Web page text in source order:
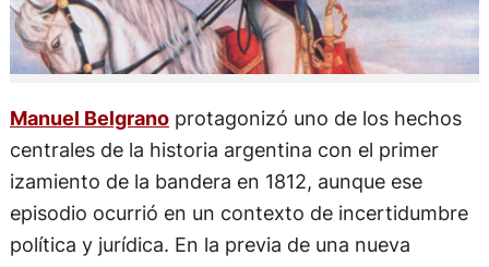
Manuel Belgranoprotagonizó uno de los hechos
centrales de la historia argentina con el primer
izamiento de la bandera en 1812, aunque ese
episodio ocurrió en un contexto de incertidumbre
política y jurídica. En la previa de una nueva